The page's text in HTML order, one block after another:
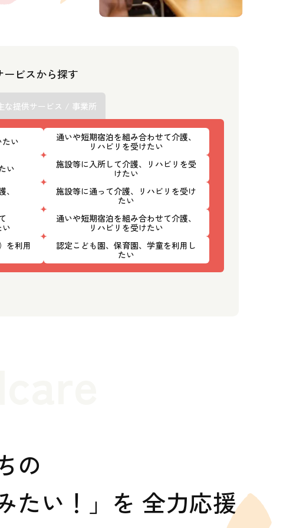
ビスから探す
な提供サービス / 事業所
い
通いや短期宿泊を組み合わせて介護、
リハビリを受けたい
い
施設等に入所して介護、リハビリを受
けたい
施設等に通って介護、リハビリを受け
たい
通いや短期宿泊を組み合わせて介護、
リハビリを受けたい
を利用
認定こども園、保育園、学童を利用し
たい
の
たい！」を 全力応援